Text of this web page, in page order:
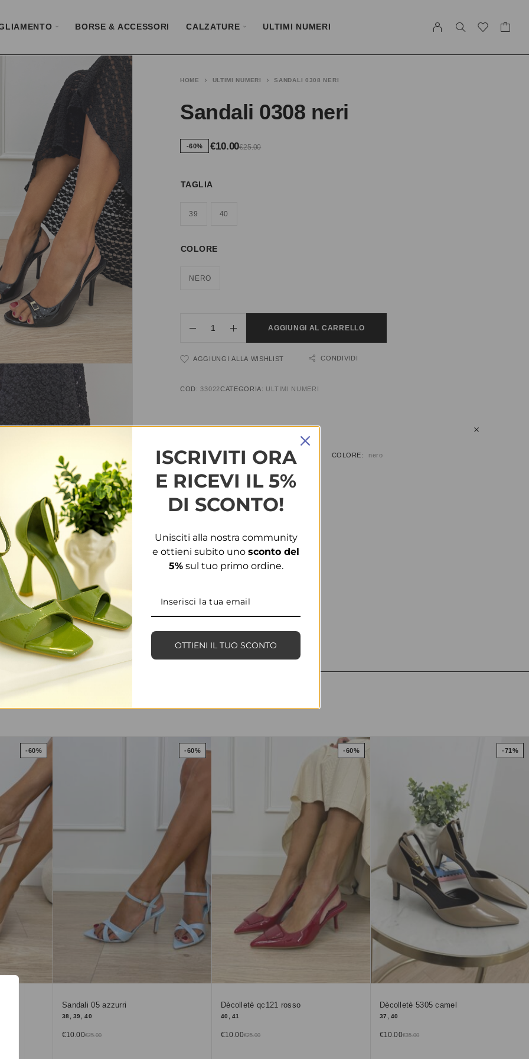
BORSE & ACCESSORI CALZATURE ULTIMI NUMERI
HOME ULTIMI NUMERI SANDALI 0308 NERI
Sandali 0308 neri
-60% €25.00
€10.00
TAGLIA
39 40
COLORE
NERO
AGGIUNGI AL CARRELLO
AGGIUNGI ALLA WISHLIST CONDIVIDI
COD:33022CATEGORIA: ULTIMI NUMERI
INFORMAZIONI AGGIUNTIVE
TAGLIA 35, 36, 37, 38, 39, 40, 41 COLORE nero
-60% -60%
Sandali 05 azzurri
38, 39, 40
€ 25.00
€10.00
-60%
Dècolletè qc121 rosso
40, 41
€ 25.00
€10.00
-71%
Dècolletè 5305 camel
37, 40
€35.00
€10.00
ISCRIVITI ORA
E RICEVI IL 5%
DI SCONTO!
Unisciti alla nostra community
e ottieni subito uno sconto del
5%sul tuo primo ordine.
OTTIENI IL TUO SCONTO